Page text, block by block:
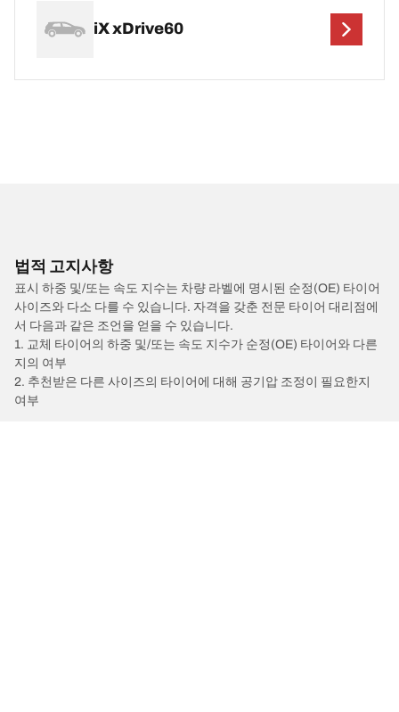
iX xDrive60
법적 고지사항
표시 하중 및/또는 속도 지수는 차량 라벨에 명시된 순정(OE) 타이어
사이즈와 다소 다를 수 있습니다. 자격을 갖춘 전문 타이어 대리점에
서 다음과 같은 조언을 얻을 수 있습니다.
1. 교체 타이어의 하중 및/또는 속도 지수가 순정(OE) 타이어와 다른
지의 여부
2. 추천받은 다른 사이즈의 타이어에 대해 공기압 조정이 필요한지
여부